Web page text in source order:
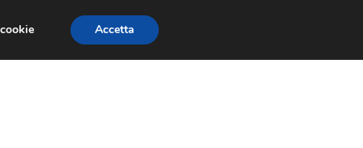
TORTE PER BAMBINI
Accetta